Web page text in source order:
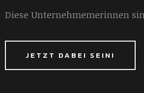
Diese Unternehmemerinnen
JETZT DABEI SEIN!